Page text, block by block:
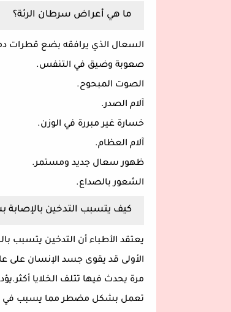
ما هي أعراض سرطان الرئة؟
السعال الذي يرافقه بضع قطرات
صعوبة وضيق في التنفس.
الصوت المبحوح.
آلام الصدر.
خسارة غير مبررة في الوزن.
آلام العظام.
ظهور سعال جديد ومستمر.
الشعور بالصداع.
كيف يتسبب التدخين بالإصابة
يعتقد الأطباء أن التدخين يتسبب
الأولى قد يقوى جسد الإنسان على
مرة يحدث فيها تتلف الخلايا
تعمل بشكل مضطر مما يسبب في